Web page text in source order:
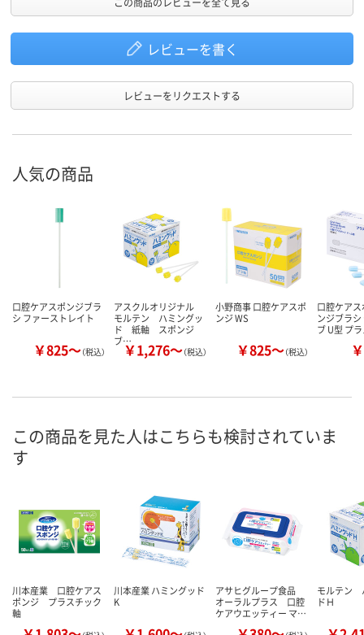
レビューを書く
レビューをリクエストする
人気の商品
口腔ケアスポンジブラ
シ ファーストレイト
￥825～（税込）
アスクルオリジナル
モルテン ハミングッ
ド 紙軸 スポンジ
ブ…￥1,276～（税込）
小野商事 口腔ケアスポ
ンジ WS
￥825～（税込）
口腔ケア
ンジブラ
ブ U型 プ
この商品を見た人はこちらも検討されていま
す
川本産業 口腔ケアス
ポンジ プラスチック
軸
川本産業 ハミングッド
K
アサヒグループ食品
オーラルプラス 口腔
ケアウエッティー マ…
モルテン
ドＨ